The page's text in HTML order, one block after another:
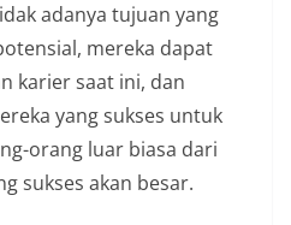
adanya tujuan yang
mereka dapat
karier saat ini, dan
yang sukses untuk
orang luar biasa dari
sukses akan besar.